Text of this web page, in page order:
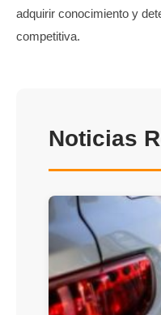
adquirir conocimiento y
competitiva.
Noticias